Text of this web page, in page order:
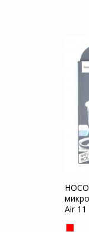
Air 11